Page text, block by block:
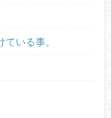
いる事。